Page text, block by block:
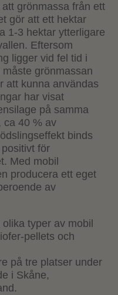
att grönmassa från ett
gör att ett hektar
1-3 hektar ytterligare
Eftersom
ligger vid fel tid i
grönmassan
att kunna användas
har visat
på samma
ca 40 % av
binds
för
Med mobil
producera ett eget
av
typer av mobil
pellets och
på tre platser under
i Skåne,